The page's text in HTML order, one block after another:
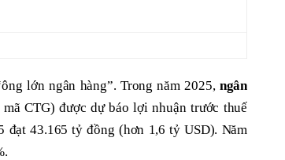
lớn ngân hàng”. Trong năm 2025, ngân
CTG) được dự báo lợi nhuận trước thuế
đạt 43.165 tỷ đồng (hơn 1,6 tỷ USD). Năm